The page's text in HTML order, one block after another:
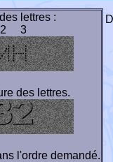
lettres :
3
des lettres.
l'ordre demandé.